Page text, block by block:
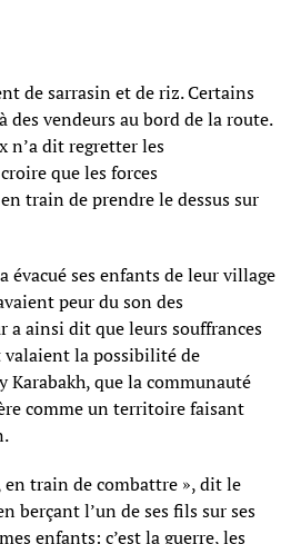
de sarrasin et de riz. Certains
des vendeurs au bord de la route.
n’a dit regretter les
que les forces
train de prendre le dessus sur
évacué ses enfants de leur village
peur du son des
a ainsi dit que leurs souffrances
la possibilité de
Karabakh, que la communauté
comme un territoire faisant
en train de combattre », dit le
berçant l’un de ses fils sur ses
enfants: c’est la guerre, les